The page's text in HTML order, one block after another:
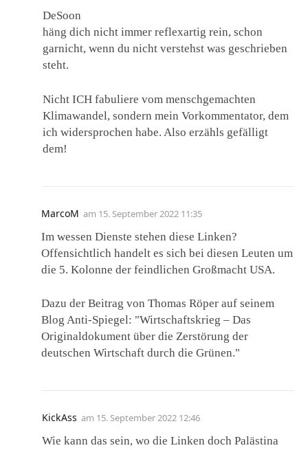
DeSoon
häng dich nicht immer reflexartig rein, schon
garnicht, wenn du nicht verstehst was geschrieben
steht.
Nicht ICH fabuliere vom menschgemachten
Klimawandel, sondern mein Vorkommentator, dem
ich widersprochen habe. Also erzähls gefälligt
dem!
MarcoM am 15. September 2022 11:35
Im wessen Dienste stehen diese Linken?
Offensichtlich handelt es sich bei diesen Leuten um
die 5. Kolonne der feindlichen Großmacht USA.
Dazu der Beitrag von Thomas Röper auf seinem
Blog Anti-Spiegel: "Wirtschaftskrieg – Das
Originaldokument über die Zerstörung der
deutschen Wirtschaft durch die Grünen."
KickAss am 15. September 2022 12:46
Wie kann das sein, wo die Linken doch Palästina